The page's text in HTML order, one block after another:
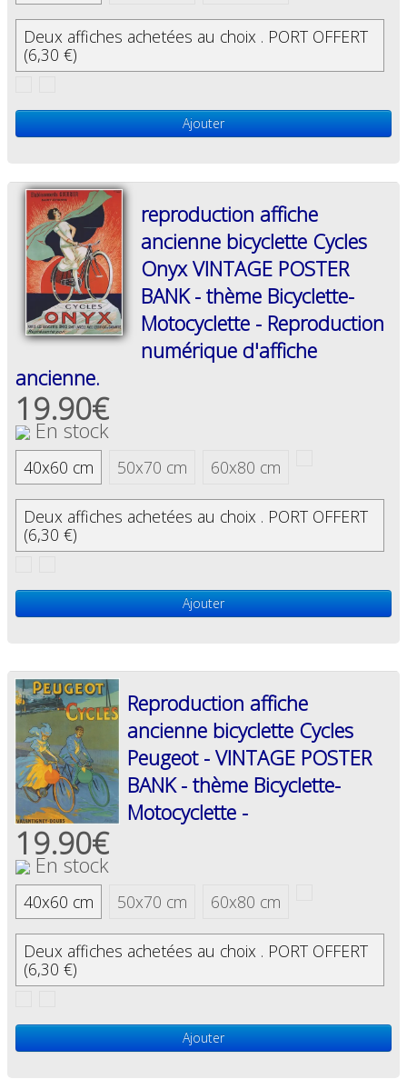
Deux affiches achetées au choix . PORT OFFERT
(6,30 €)
Ajouter
reproduction affiche
ancienne bicyclette Cycles
Onyx VINTAGE POSTER
BANK - thème Bicyclette-
Motocyclette - Reproduction
numérique d'affiche
ancienne.
19.90€
En stock
40x60 cm 50x70 cm 60x80 cm
Deux affiches achetées au choix . PORT OFFERT
(6,30 €)
Ajouter
Reproduction affiche
ancienne bicyclette Cycles
Peugeot - VINTAGE POSTER
BANK - thème Bicyclette-
Motocyclette - ​
19.90€
En stock
40x60 cm 50x70 cm 60x80 cm
Deux affiches achetées au choix . PORT OFFERT
(6,30 €)
Ajouter